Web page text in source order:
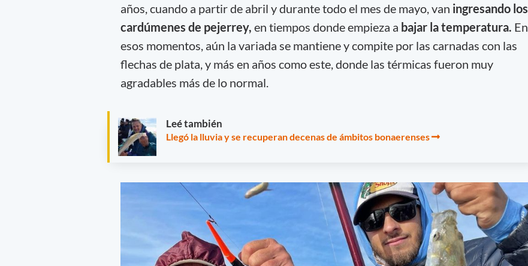
años, cuando a partir de abril y durante todo el mes de mayo, van ingresando los
cardúmenes de pejerrey, en tiempos donde empieza a bajar la temperatura. En
esos momentos, aún la variada se mantiene y compite por las carnadas con las
flechas de plata, y más en años como este, donde las térmicas fueron muy
agradables más de lo normal.
Leé también
Llegó la lluvia y se recuperan decenas de ámbitos bonaerenses